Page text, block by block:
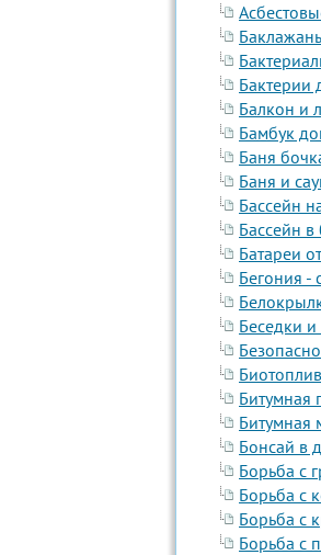
Бактерии
Балкон и
Бамбук
Баня
Баня и
Бассейн
Бассейн в
Батареи
Бегония -
Беседки
Битумная
Битумная
Бонсай в
Борьба с
Борьба с
Борьба с
Борьба с